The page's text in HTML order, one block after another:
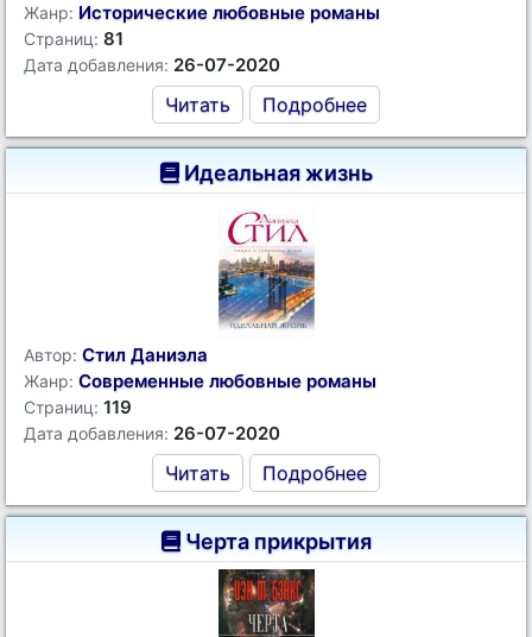
Жанр: Исторические любовные романы
Страниц: 81
Дата добавления: 26-07-2020
Читать Подробнее
Идеальная жизнь
Автор: Стил Даниэла
Жанр: Современные любовные романы
Страниц: 119
Дата добавления: 26-07-2020
Читать Подробнее
Черта прикрытия